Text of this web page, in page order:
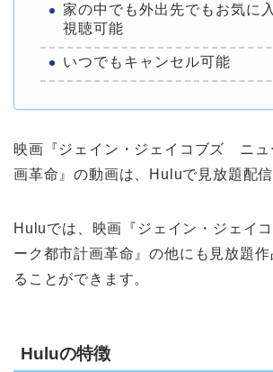
家の中でも外出先でもお気に
視聴可能
いつでもキャンセル可能
映画『ジェイン・ジェイコブズ ニュ
画革命』の動画は、Huluで見放題配信
Huluでは、映画『ジェイン・ジェイ
ーク都市計画革命』の他にも見放題
ることができます。
Huluの特徴